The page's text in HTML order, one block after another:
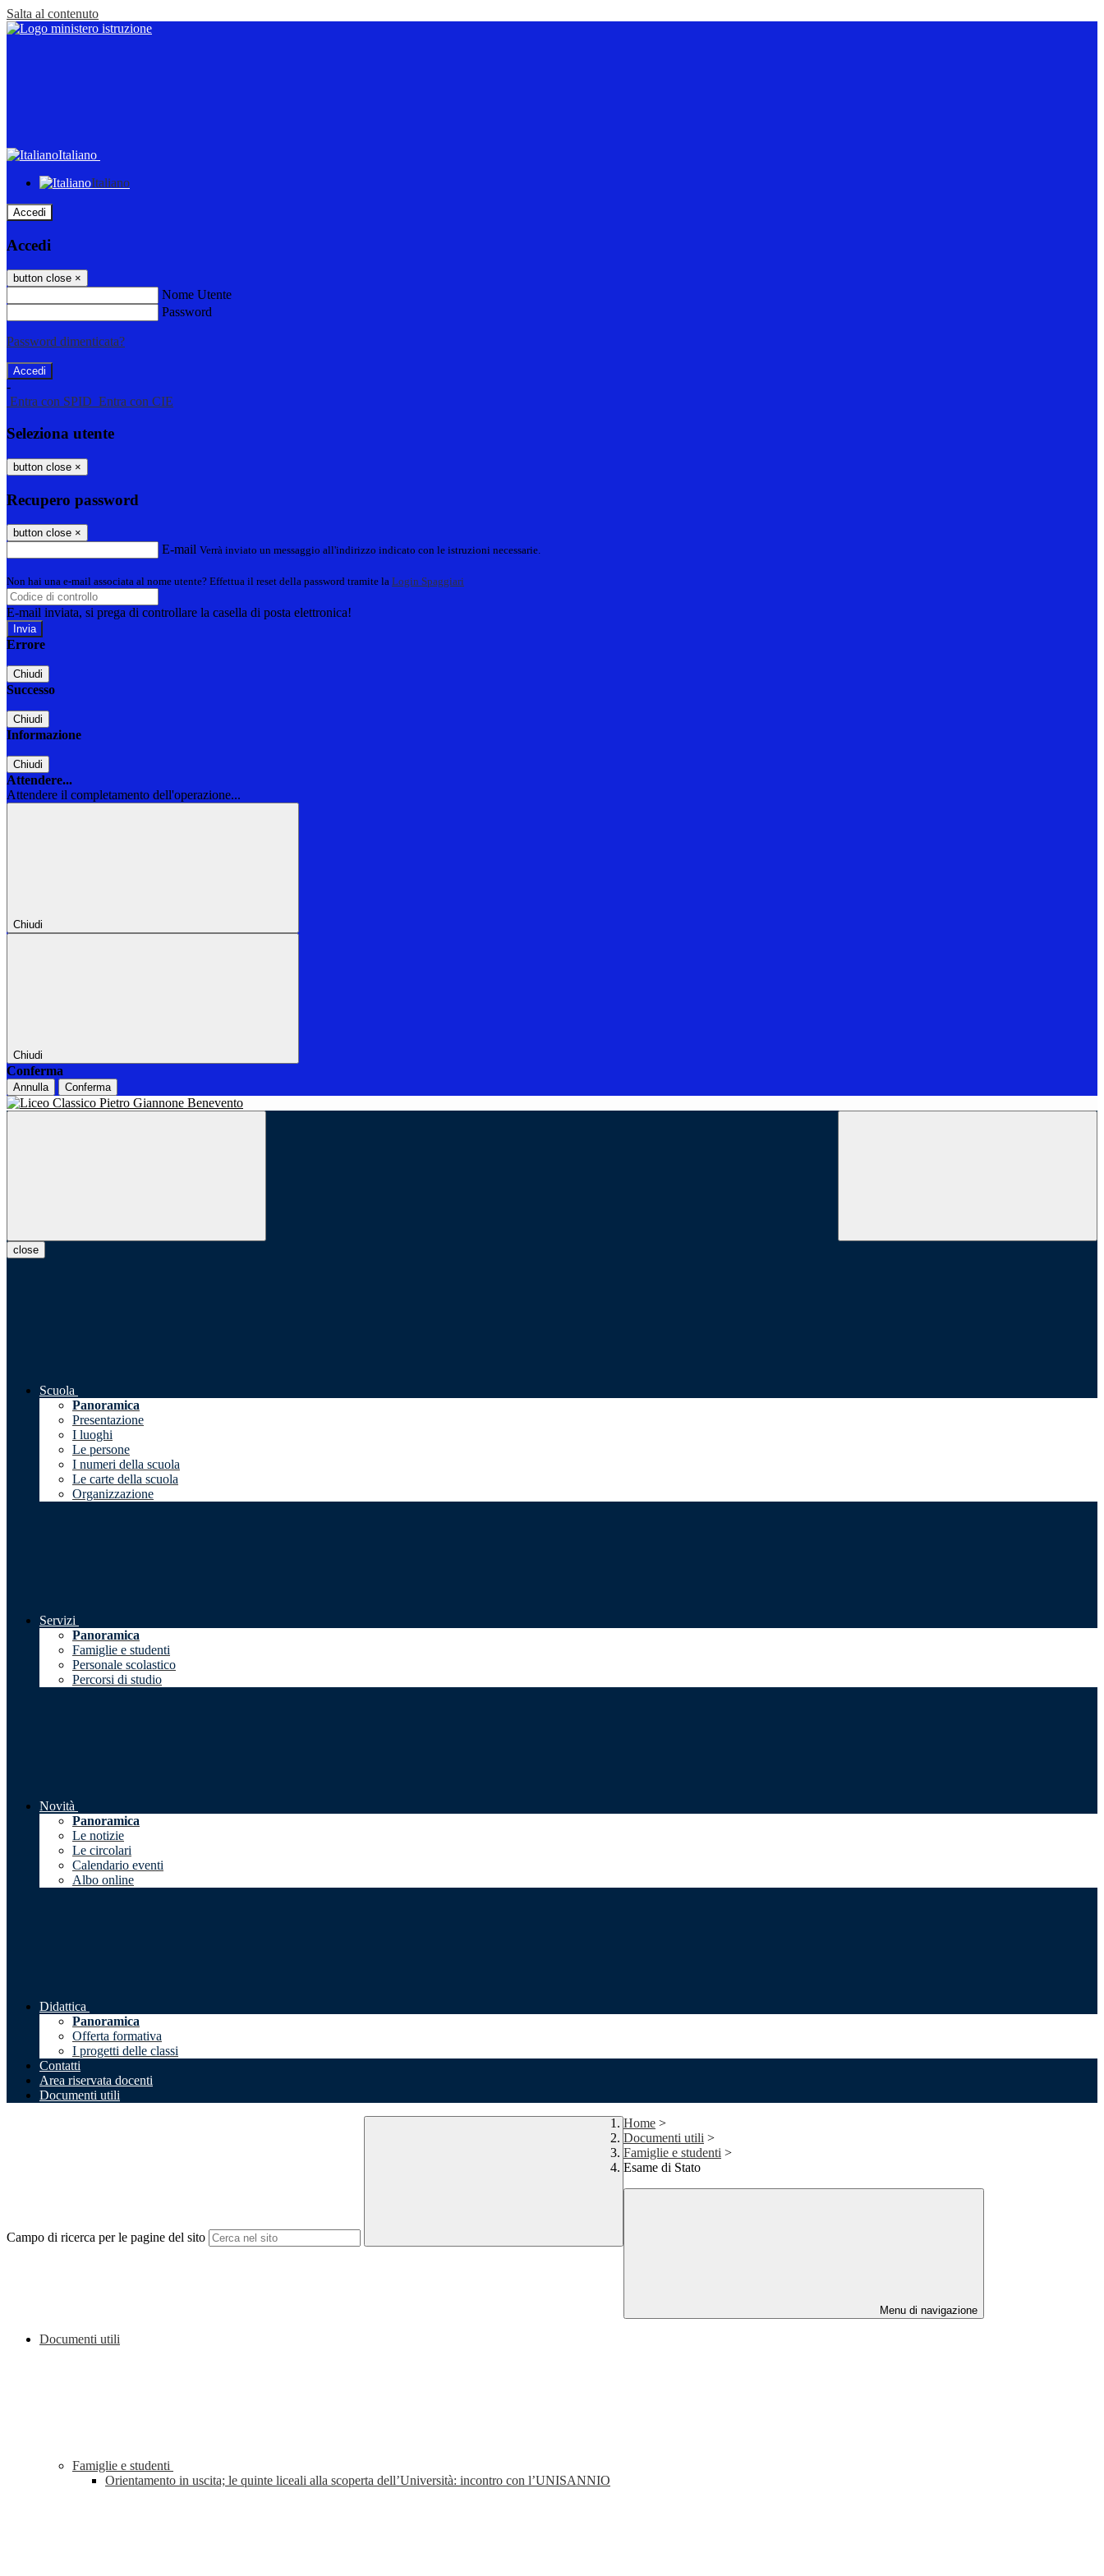
Salta al contenuto
Italiano
Italiano
Accedi
Accedi
button close ×
Nome Utente
Password
Password dimenticata?
-
Entra con SPID Entra con CIE
Seleziona utente
button close ×
Recupero password
button close ×
E-mail Verrà inviato un messaggio all'indirizzo indicato con le istruzioni necessarie.
Non hai una e-mail associata al nome utente? Effettua il reset della password tramite la Login Spaggiari
E-mail inviata, si prega di controllare la casella di posta elettronica!
Errore
Chiudi
Successo
Chiudi
Informazione
Chiudi
Attendere...
Attendere il completamento dell'operazione...
Chiudi
Chiudi
Conferma
Annulla Conferma
close
Scuola
Panoramica
Presentazione
I luoghi
Le persone
I numeri della scuola
Le carte della scuola
Organizzazione
Servizi
Panoramica
Famiglie e studenti
Personale scolastico
Percorsi di studio
Novità
Panoramica
Le notizie
Le circolari
Calendario eventi
Albo online
Didattica
Panoramica
Offerta formativa
I progetti delle classi
Contatti
Area riservata docenti
Documenti utili
Campo di ricerca per le pagine del sito
Home >
Documenti utili >
Famiglie e studenti >
Esame di Stato
Menu di navigazione
Documenti utili
Famiglie e studenti
Orientamento in uscita; le quinte liceali alla scoperta dell’Università: incontro con l’UNISANNIO